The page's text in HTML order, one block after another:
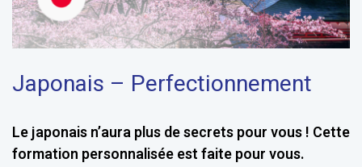
Japonais – Perfectionnement
Le japonais n’aura plus de secrets pour vous ! Cette
formation personnalisée est faite pour vous.